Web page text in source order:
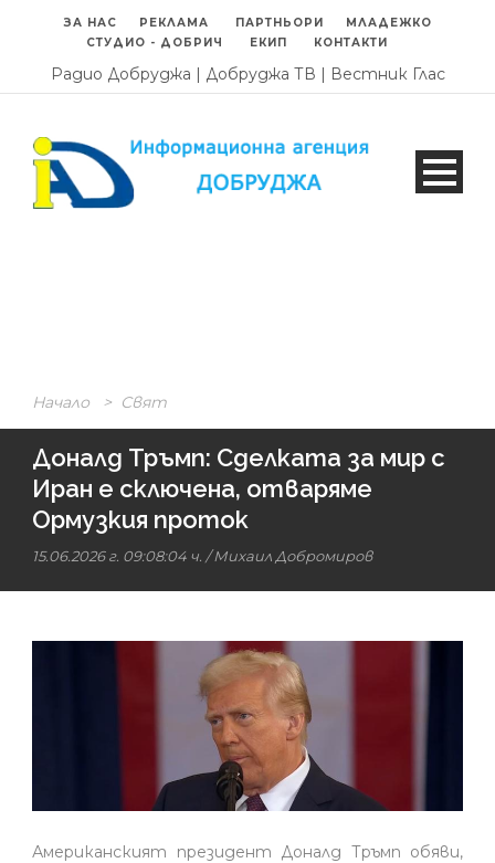
ЗА НАС РЕКЛАМА ПАРТНЬОРИ
МЛАДЕЖКО
СТУДИО - ДОБРИЧ
ЕКИП КОНТАКТИ
Радио Добруджа | Добруджа ТВ | Вестник Глас
Начало > Свят
Доналд Тръмп: Сделката за мир с
Иран е сключена, отваряме
Ормузкия проток
15.06.2026 г. 09:08:04 ч. /Михаил Добромиров
Американският президент Доналд Тръмп обяви,